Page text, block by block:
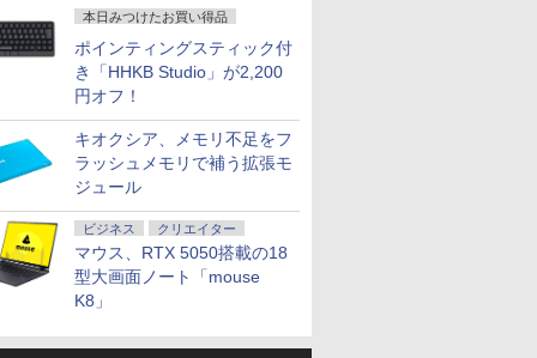
本日みつけたお買い得品
ポインティングスティック付
き「HHKB Studio」が2,200
円オフ！
キオクシア、メモリ不足をフ
ラッシュメモリで補う拡張モ
ジュール
ビジネス クリエイター
マウス、RTX 5050搭載の18
型大画面ノート「mouse
K8」